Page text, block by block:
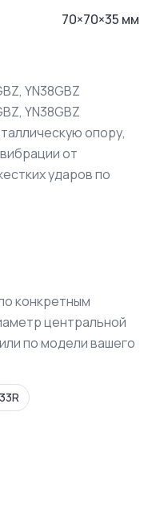
70×70×35 мм
YN38GBZ
YN38GBZ
опору,
от
ударов по
конкретным
центральной
по модели вашего